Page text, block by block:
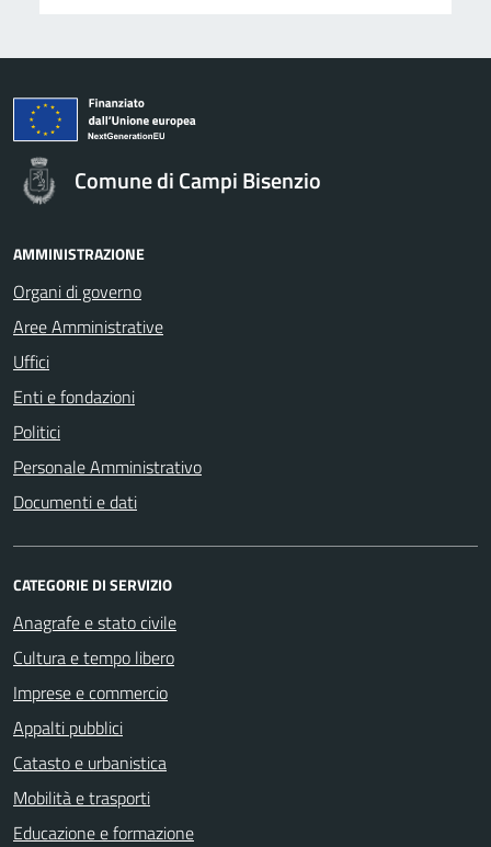
Comune di Campi Bisenzio
AMMINISTRAZIONE
Organi di governo
Aree Amministrative
Uffici
Enti e fondazioni
Politici
Personale Amministrativo
Documenti e dati
CATEGORIE DI SERVIZIO
Anagrafe e stato civile
Cultura e tempo libero
Imprese e commercio
Appalti pubblici
Catasto e urbanistica
Mobilità e trasporti
Educazione e formazione